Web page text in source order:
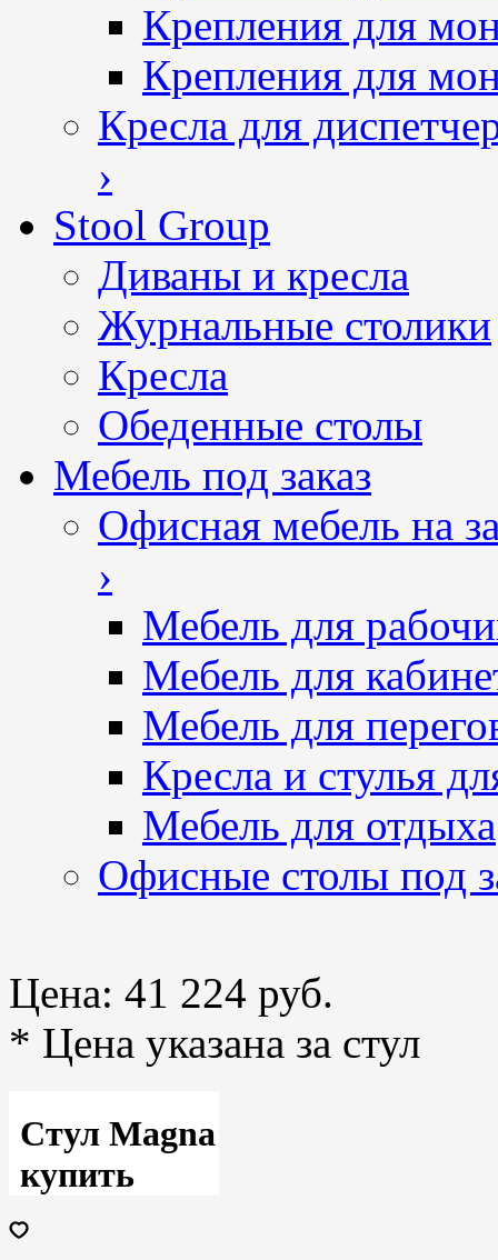
Крепления для
Крепления для
Кресла для
›
Stool Group
Диваны и кресла
Журнальные столики
Кресла
Обеденные столы
Мебель под заказ
Офисная мебель на
›
Мебель для
Мебель для
Мебель для
Кресла и стулья
Мебель для отдыха
Офисные столы под
Цена: 41 224 руб.
* Цена указана за стул
Стул Magna
купить